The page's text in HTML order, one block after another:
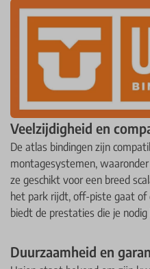
Veelzijdigheid en
De atlas bindingen zijn
montagesystemen,
ze geschikt voor een breed
het park rijdt, off-piste gaat of
biedt de prestaties die je nodig
​Duurzaamheid en